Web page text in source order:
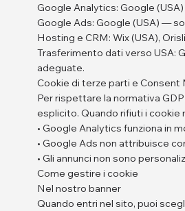
Google Analytics: Google
Google Ads: Google (USA) —
Hosting e CRM: Wix (USA),
Trasferimento dati verso USA:
adeguate.
Cookie di terze parti e Consent
Per rispettare la normativa
esplicito. Quando rifiuti i cookie
• Google Analytics funziona in
• Google Ads non attribuisce
• Gli annunci non sono
Come gestire i cookie
Nel nostro banner
Quando entri nel sito, puoi